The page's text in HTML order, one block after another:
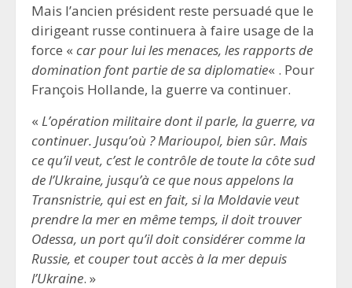
Mais l’ancien président reste persuadé que le
dirigeant russe continuera à faire usage de la
force « car pour lui les menaces, les rapports de
domination font partie de sa diplomatie« . Pour
François Hollande, la guerre va continuer.
« L’opération militaire dont il parle, la guerre, va
continuer. Jusqu’où ? Marioupol, bien sûr. Mais
ce qu’il veut, c’est le contrôle de toute la côte sud
de l’Ukraine, jusqu’à ce que nous appelons la
Transnistrie, qui est en fait, si la Moldavie veut
prendre la mer en même temps, il doit trouver
Odessa, un port qu’il doit considérer comme la
Russie, et couper tout accès à la mer depuis
l’Ukraine. »